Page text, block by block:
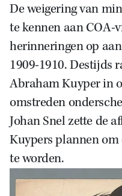
De weigering van
te kennen aan
herinneringen op
1909-1910. Destijds
Abraham Kuyper in
omstreden
Johan Snel zette de
Kuypers plannen om
te worden.